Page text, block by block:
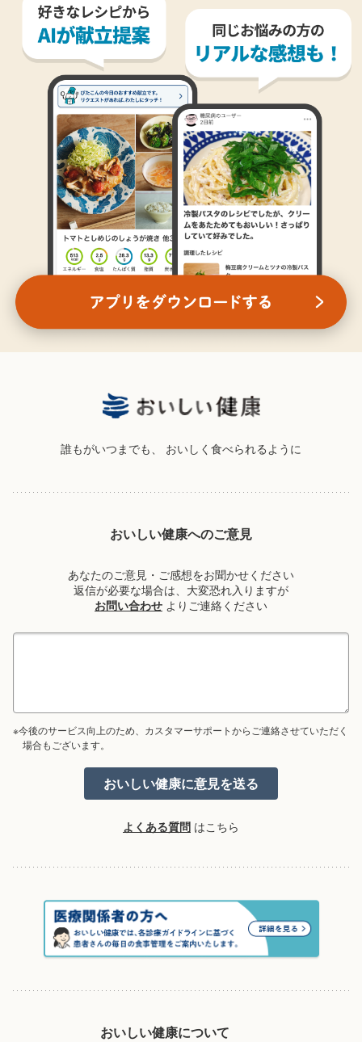
誰もがいつまでも、 おいしく食べられるように
おいしい健康へのご意見
あなたのご意見・ご感想をお聞かせください
返信が必要な場合は、大変恐れ入りますが
お問い合わせ よりご連絡ください
※今後のサービス向上のため、カスタマーサポートからご連絡させていただく
場合もございます。
よくある質問 はこちら
おいしい健康について